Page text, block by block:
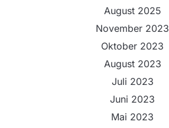
August 2025
November 2023
Oktober 2023
August 2023
Juli 2023
Juni 2023
Mai 2023